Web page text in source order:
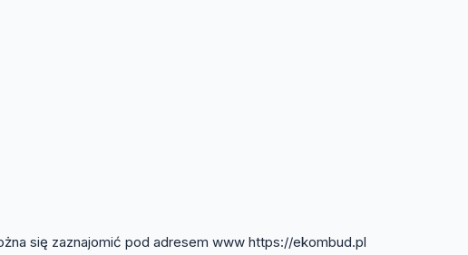
się zaznajomić pod adresem www https://ekombud.pl